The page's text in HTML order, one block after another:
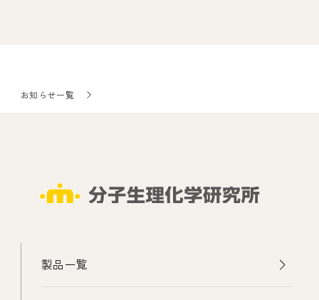
お知らせ一覧
製品一覧